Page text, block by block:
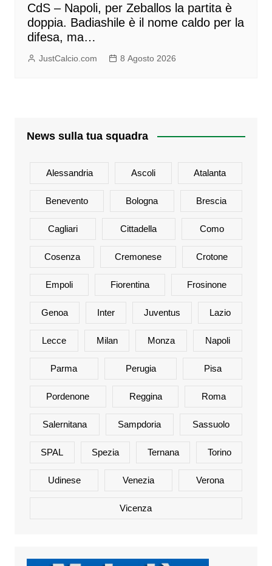
CdS – Napoli, per Zeballos la partita è
doppia. Badiashile è il nome caldo per la
difesa, ma…
JustCalcio.com 8 Agosto 2026
News sulla tua squadra
Alessandria Ascoli Atalanta
Benevento Bologna Brescia
Cagliari Cittadella Como
Cosenza Cremonese Crotone
Empoli Fiorentina Frosinone
Genoa Inter Juventus Lazio
Lecce Milan Monza Napoli
Parma Perugia Pisa
Pordenone Reggina Roma
Salernitana Sampdoria Sassuolo
SPAL Spezia Ternana Torino
Udinese Venezia Verona
Vicenza